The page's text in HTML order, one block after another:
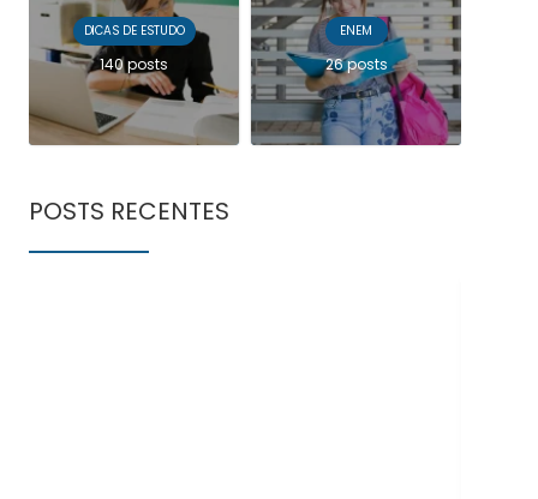
DICAS DE ESTUDO
140 posts
ENEM
26 posts
POSTS RECENTES